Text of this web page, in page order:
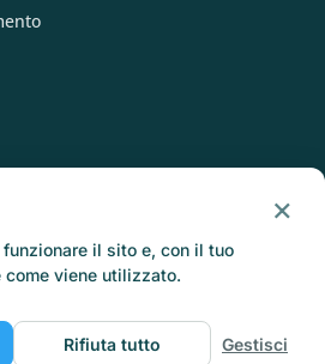
sui cookie Condizioni d'uso
×
il sito e, con il tuo
come viene utilizzato.
Rifiuta tutto Gestisci